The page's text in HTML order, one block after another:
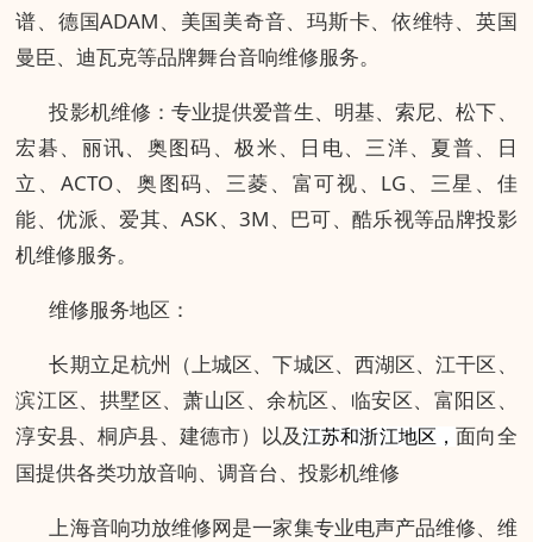
谱、德国ADAM、美国美奇音、玛斯卡、依维特、英国
曼臣、迪瓦克等品牌舞台音响维修服务。
投影机维修：专业提供爱普生、明基、索尼、松下、
宏碁、丽讯、奥图码、极米、日电、三洋、夏普、日
立、ACTO、奥图码、三菱、富可视、LG、三星、佳
能、优派、爱其、ASK、3M、巴可、酷乐视等品牌投影
机维修服务。
维修服务地区：
长期立足杭州（上城区、下城区、西湖区、江干区、
滨江区、拱墅区、萧山区、余杭区、临安区、富阳区、
淳安县、桐庐县、建德市）以及江苏和浙江地区， 面向全
国提供各类功放音响、调音台、投影机维修
上海音响功放维修网是一家集专业电声产品维修、维